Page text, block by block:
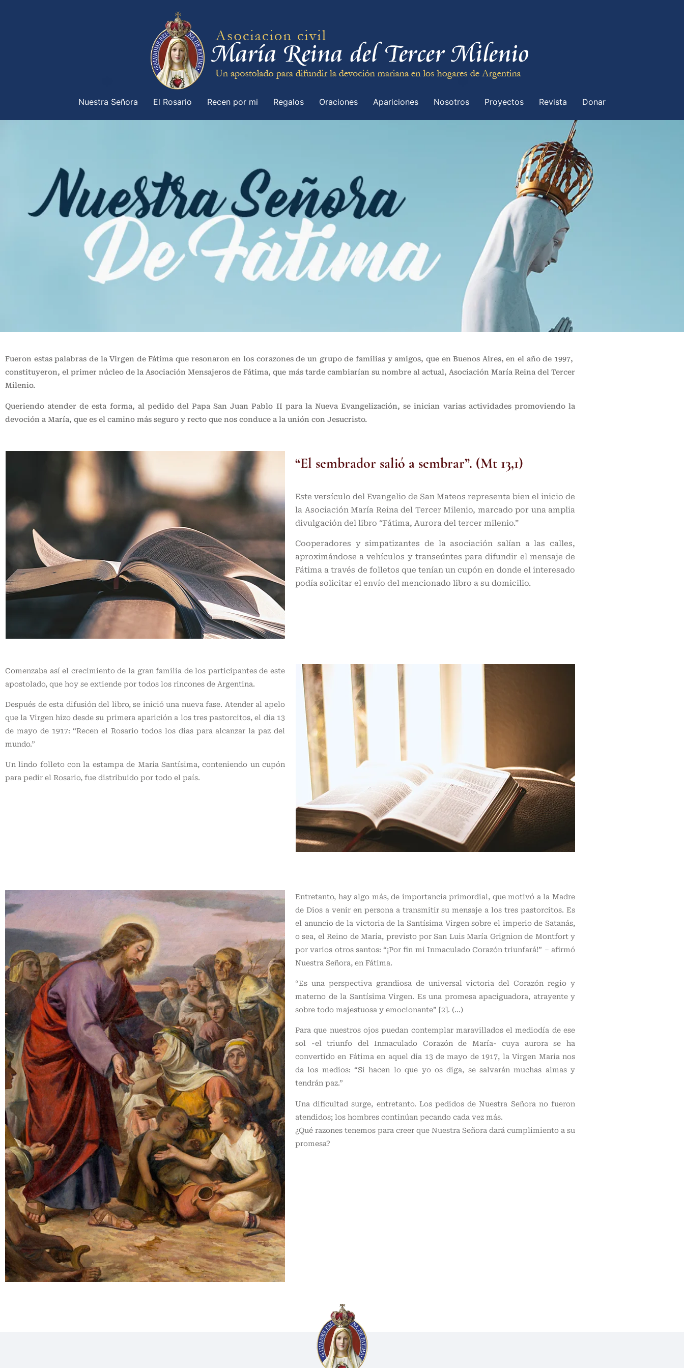
Nuestra Señora El Rosario Recen por mi Regalos Oraciones Apariciones Nosotros Proyectos Revista Donar
Fueron estas palabras de la Virgen de Fátima que resonaron en los corazones de un grupo de familias y amigos, que en Buenos Aires, en el año de 1997,
constituyeron, el primer núcleo de la Asociación Mensajeros de Fátima, que más tarde cambiarían su nombre al actual, Asociación María Reina del Tercer
Milenio.
Queriendo atender de esta forma, al pedido del Papa San Juan Pablo II para la Nueva Evangelización, se inician varias actividades promoviendo la
devoción a María, que es el camino más seguro y recto que nos conduce a la unión con Jesucristo.
“El sembrador salió a sembrar”. (Mt 13,1)
Este versículo del Evangelio de San Mateos representa bien el inicio de
la Asociación María Reina del Tercer Milenio, marcado por una amplia
divulgación del libro “Fátima, Aurora del tercer milenio.”
Cooperadores y simpatizantes de la asociación salían a las calles,
aproximándose a vehículos y transeúntes para difundir el mensaje de
Fátima a través de folletos que tenían un cupón en donde el interesado
podía solicitar el envío del mencionado libro a su domicilio.
Comenzaba así el crecimiento de la gran familia de los participantes de este
apostolado, que hoy se extiende por todos los rincones de Argentina.
Después de esta difusión del libro, se inició una nueva fase. Atender al apelo
que la Virgen hizo desde su primera aparición a los tres pastorcitos, el día 13
de mayo de 1917: “Recen el Rosario todos los días para alcanzar la paz del
mundo.”
Un lindo folleto con la estampa de María Santísima, conteniendo un cupón
para pedir el Rosario, fue distribuido por todo el país.
Entretanto, hay algo más, de importancia primordial, que motivó a la Madre
de Dios a venir en persona a transmitir su mensaje a los tres pastorcitos. Es
el anuncio de la victoria de la Santísima Virgen sobre el imperio de Satanás,
o sea, el Reino de María, previsto por San Luis María Grignion de Montfort y
por varios otros santos: “¡Por fin mi Inmaculado Corazón triunfará!” – afirmó
Nuestra Señora, en Fátima.
“Es una perspectiva grandiosa de universal victoria del Corazón regio y
materno de la Santísima Virgen. Es una promesa apaciguadora, atrayente y
sobre todo majestuosa y emocionante” [2]. (…)
Para que nuestros ojos puedan contemplar maravillados el mediodía de ese
sol -el triunfo del Inmaculado Corazón de María- cuya aurora se ha
convertido en Fátima en aquel día 13 de mayo de 1917, la Virgen María nos
da los medios: “Si hacen lo que yo os diga, se salvarán muchas almas y
tendrán paz.”
Una dificultad surge, entretanto. Los pedidos de Nuestra Señora no fueron
atendidos; los hombres continúan pecando cada vez más.
¿Qué razones tenemos para creer que Nuestra Señora dará cumplimiento a su
promesa?